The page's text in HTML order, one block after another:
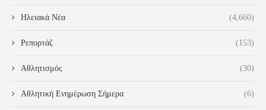
Ηλειακά Νέα (4,660)
Ρεπορτάζ (153)
Αθλητισμός (30)
Αθλητική Ενημέρωση Σήμερα (6)